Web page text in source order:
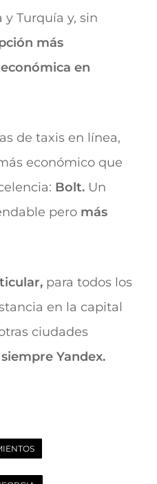
y Turquía y, sin
más
en
de taxis en línea,
económico que
Bolt. Un
pero más
para todos los
en la capital
ciudades
Yandex.